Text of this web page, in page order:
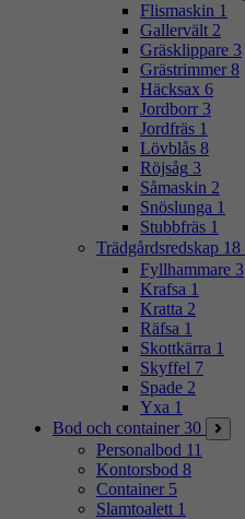
Flismaskin 1
Gallervält 2
Gräsklippare 3
Grästrimmer 8
Häcksax 6
Jordborr 3
Jordfräs 1
Lövblås 8
Röjsåg 3
Såmaskin 2
Snöslunga 1
Stubbfräs 1
Trädgårdsredskap 18
Fyllhammare 3
Krafsa 1
Kratta 2
Räfsa 1
Skottkärra 1
Skyffel 7
Spade 2
Yxa 1
Bod och container 30
Personalbod 11
Kontorsbod 8
Container 5
Slamtoalett 1